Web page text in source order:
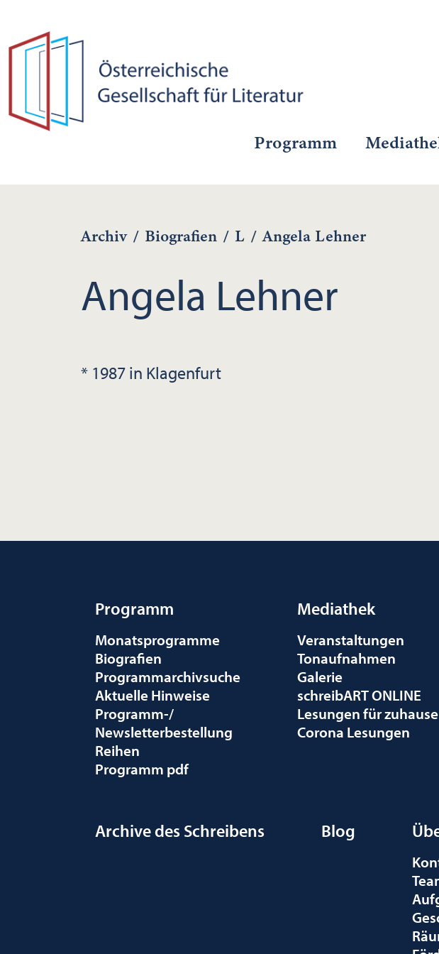
Programm
Archiv / Biografien / L / Angela Lehner
Angela Lehner
* 1987 in Klagenfurt
Programm
Monatsprogramme
Biografien
Programmarchivsuche
Aktuelle Hinweise
Programm-/
Newsletterbestellung
Reihen
Programm pdf
Mediathek
Veranstaltungen
Tonaufnahmen
Galerie
schreibART ONLINE
Lesungen für zuhause
Corona Lesungen
Archive des Schreibens Blog